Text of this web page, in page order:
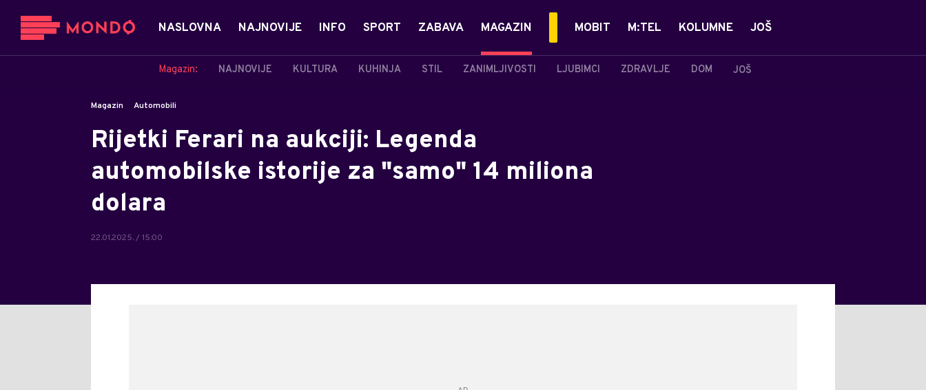
NASLOVNA NAJNOVIJE INFO SPORT ZABAVA MAGAZIN
Magazin: NAJNOVIJE KULTURA KUHINJA STIL ZANIMLJIVOSTI LJUBIMCI ZDRAVLJE DOM JOŠ
MOBIT M:TEL KOLUMNE JOŠ
Magazin Automobili
Rijetki Ferari na aukciji: Legenda
automobilske istorije za "samo" 14 miliona
dolara
22.01.2025. / 15:00